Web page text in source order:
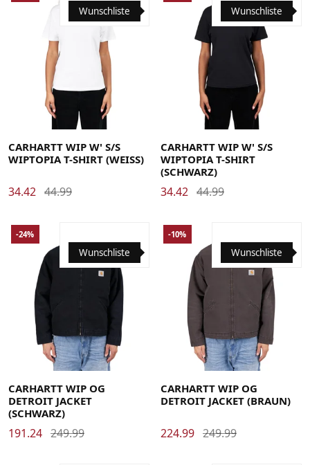
Medium Small X-Small
Wunschliste
CARHARTT WIP W' S/S
WIPTOPIA T-SHIRT (WEISS)
34.42 44.99
Medium Small X-Small
Wunschliste
CARHARTT WIP W' S/S
WIPTOPIA T-SHIRT
(SCHWARZ)
34.42 44.99
MediumSmallX-Large
Wunschliste
-24%
CARHARTT WIP OG
DETROIT JACKET
(SCHWARZ)
191.24 249.99
MediumSmallX-Large
Wunschliste
-10%
CARHARTT WIP OG
DETROIT JACKET (BRAUN)
224.99 249.99